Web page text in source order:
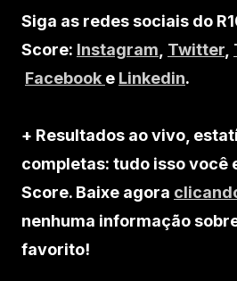
Siga as redes sociais do
Score: Instagram Twitter
Facebook e Linkedin.
+ Resultados ao vivo,
completas: tudo isso você
Score. Baixe agora
nenhuma informação
favorito!